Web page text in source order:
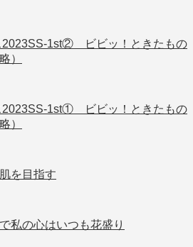
2023SS-1st② ビビッ！ときたもの
）
2023SS-1st① ビビッ！ときたもの
）
を目指す
私の心はいつも花盛り